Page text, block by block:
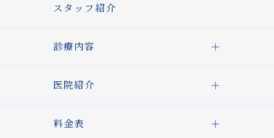
スタッフ紹介
診療内容
医院紹介
料金表